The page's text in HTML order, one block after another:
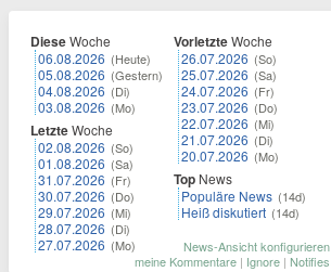
DieseWoche
06.08.2026 (Heute)
05.08.2026 (Gestern)
04.08.2026 (Di)
03.08.2026 (Mo)
LetzteWoche
02.08.2026 (So)
01.08.2026 (Sa)
31.07.2026 (Fr)
30.07.2026 (Do)
29.07.2026 (Mi)
28.07.2026 (Di)
27.07.2026 (Mo)
VorletzteWoche
26.07.2026 (So)
25.07.2026 (Sa)
24.07.2026 (Fr)
23.07.2026 (Do)
22.07.2026 (Mi)
21.07.2026 (Di)
20.07.2026 (Mo)
Top News
Populäre News (14d)
Heiß diskutiert (14d)
News-Ansicht konfigurieren
meine Kommentare | Ignore | Notifies